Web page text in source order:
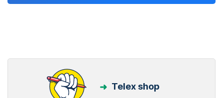
Telex shop